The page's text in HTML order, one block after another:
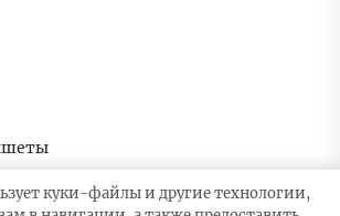
куки-файлы и другие технологии,